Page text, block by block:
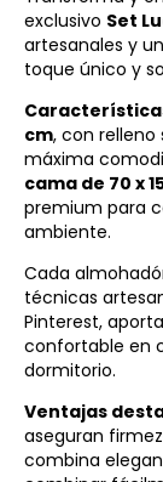
exclusivo Set
artesanales y
toque único y
cm, con
máxima
cama de 70 x
premium para
ambiente.
Cada
técnicas
Pinterest,
confortable en
dormitorio.
Ventajas
aseguran
combina